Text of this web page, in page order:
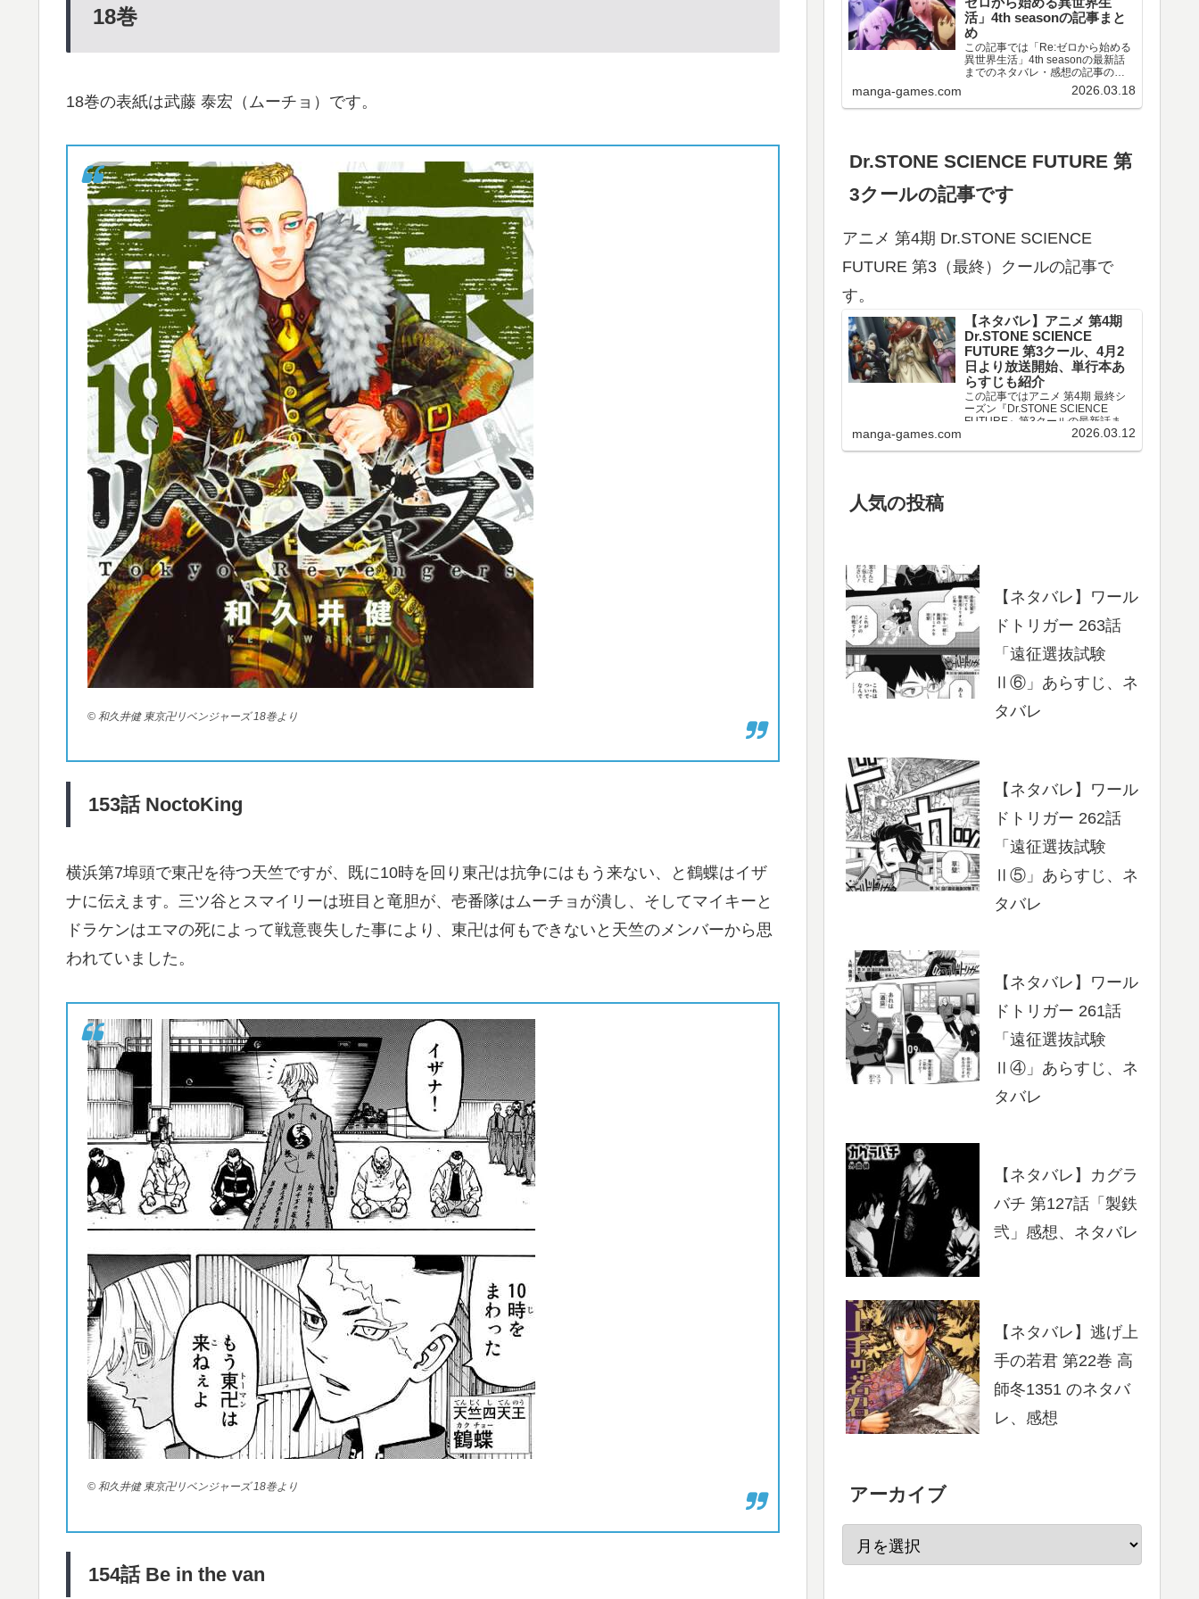
18巻
18巻の表紙は武藤 泰宏（ムーチョ）です。
© 和久井健 東京卍リベンジャーズ 18巻より
153話 NoctoKing
横浜第7埠頭で東卍を待つ天竺ですが、既に10時を回り東卍は抗争にはもう来ない、と鶴蝶はイザ
ナに伝えます。三ツ谷とスマイリーは班目と竜胆が、壱番隊はムーチョが潰し、そしてマイキーと
ドラケンはエマの死によって戦意喪失した事により、東卍は何もできないと天竺のメンバーから思
われていました。
© 和久井健 東京卍リベンジャーズ 18巻より
154話 Be in the van
ゼロから始める異世界生
活」4th seasonの記事まと
め
この記事では「Re:ゼロから始める
異世界生活」4th seasonの最新話
までのネタバレ・感想の記事のリ
ンクや、情報などをまとめていま
す。アニメ 「Re:ゼロから始める異
世界生活」4th season 第67～77話
manga-games.com 2026.03.18
Dr.STONE SCIENCE FUTURE 第
3クールの記事です
アニメ 第4期 Dr.STONE SCIENCE
FUTURE 第3（最終）クールの記事で
す。
【ネタバレ】アニメ 第4期
Dr.STONE SCIENCE
FUTURE 第3クール、4月2
日より放送開始、単行本あ
らすじも紹介
この記事ではアニメ 第4期 最終シ
ーズン『Dr.STONE SCIENCE
FUTURE』第3クールの最新話まで
のネタバレ・感想、さらに単行本
manga-games.com 2026.03.12
人気の投稿
【ネタバレ】ワール
ドトリガー 263話
「遠征選抜試験
Ⅱ⑥」あらすじ、ネ
タバレ
【ネタバレ】ワール
ドトリガー 262話
「遠征選抜試験
Ⅱ⑤」あらすじ、ネ
タバレ
【ネタバレ】ワール
ドトリガー 261話
「遠征選抜試験
Ⅱ④」あらすじ、ネ
タバレ
【ネタバレ】カグラ
バチ 第127話「製鉄
弐」感想、ネタバレ
【ネタバレ】逃げ上
手の若君 第22巻 高
師冬1351 のネタバ
レ、感想
アーカイブ